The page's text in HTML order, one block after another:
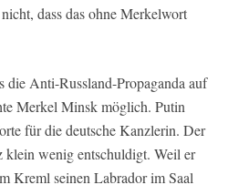
dass das ohne Merkelwort
Anti-Russland-Propaganda auf
Merkel Minsk möglich. Putin
für die deutsche Kanzlerin. Der
klein wenig entschuldigt. Weil er
Kreml seinen Labrador im Saal